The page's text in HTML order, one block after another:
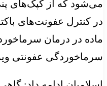
می‌شود که از کپک‌های
در کنترل عفونت‌های
ماده در درمان
سرماخوردگی عفونتی